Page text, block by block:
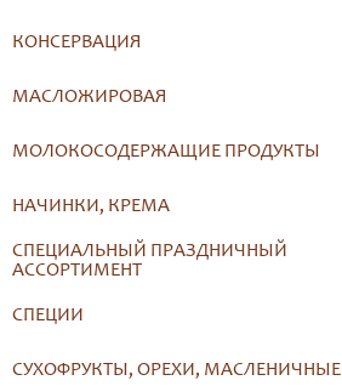
КОНСЕРВАЦИЯ
МАСЛОЖИРОВАЯ
МОЛОКОСОДЕРЖАЩИЕ ПРОДУКТЫ
НАЧИНКИ, КРЕМА
СПЕЦИАЛЬНЫЙ ПРАЗДНИЧНЫЙ
АССОРТИМЕНТ
СПЕЦИИ
СУХОФРУКТЫ, ОРЕХИ, МАСЛЕНИЧНЫЕ